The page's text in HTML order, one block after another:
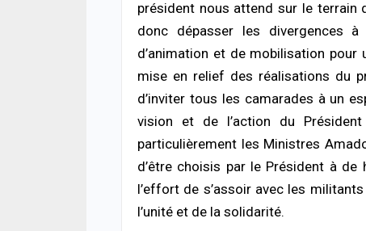
président nous attend sur le terrain
donc dépasser les divergences à
d’animation et de mobilisation
mise en relief des réalisations du
d’inviter tous les camarades à un
vision et de l’action du Président
particulièrement les Ministres
d’être choisis par le Président à
l’effort de s’assoir avec les
l’unité et de la solidarité.
avec
05/08/
A LA